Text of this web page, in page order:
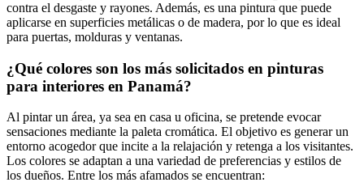
contra el desgaste y rayones. Además, es una pintura que puede
aplicarse en superficies metálicas o de madera, por lo que es ideal
para puertas, molduras y ventanas.
¿Qué colores son los más solicitados en pinturas
para interiores en Panamá?
Al pintar un área, ya sea en casa u oficina, se pretende evocar
sensaciones mediante la paleta cromática. El objetivo es generar un
entorno acogedor que incite a la relajación y retenga a los visitantes.
Los colores se adaptan a una variedad de preferencias y estilos de
los dueños. Entre los más afamados se encuentran: